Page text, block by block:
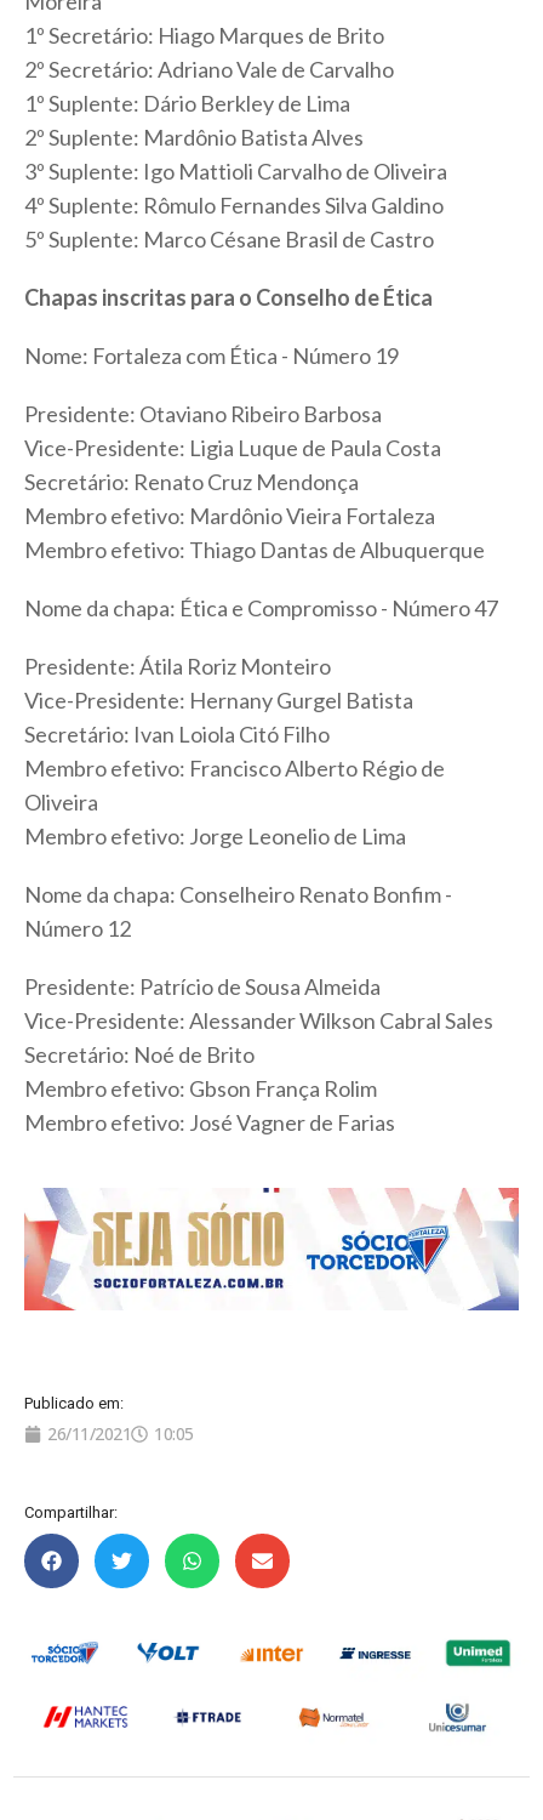
1º Secretário: Hiago Marques de Brito
2º Secretário: Adriano Vale de Carvalho
1º Suplente: Dário Berkley de Lima
2º Suplente: Mardônio Batista Alves
3º Suplente: Igo Mattioli Carvalho de Oliveira
4º Suplente: Rômulo Fernandes Silva Galdino
5º Suplente: Marco Césane Brasil de Castro
Chapas inscritas para o Conselho de Ética
Nome: Fortaleza com Ética - Número 19
Presidente: Otaviano Ribeiro Barbosa
Vice-Presidente: Ligia Luque de Paula Costa
Secretário: Renato Cruz Mendonça
Membro efetivo: Mardônio Vieira Fortaleza
Membro efetivo: Thiago Dantas de Albuquerque
Nome da chapa: Ética e Compromisso - Número 47
Presidente: Átila Roriz Monteiro
Vice-Presidente: Hernany Gurgel Batista
Secretário: Ivan Loiola Citó Filho
Membro efetivo: Francisco Alberto Régio de
Oliveira
Membro efetivo: Jorge Leonelio de Lima
Nome da chapa: Conselheiro Renato Bonfim -
Número 12
Presidente: Patrício de Sousa Almeida
Vice-Presidente: Alessander Wilkson Cabral Sales
Secretário: Noé de Brito
Membro efetivo: Gbson França Rolim
Membro efetivo: José Vagner de Farias
Publicado em:
26/11/2021 10:05
Compartilhar: